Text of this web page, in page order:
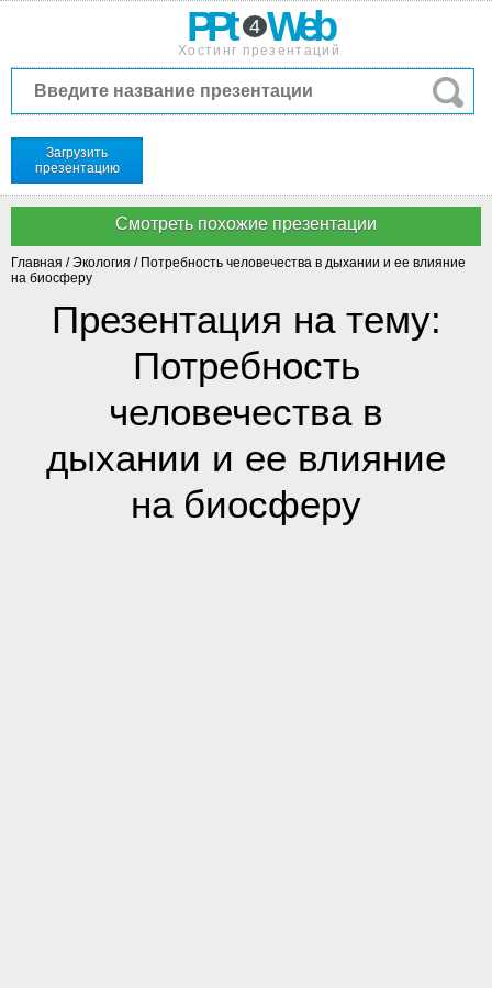
PPt 4 Web
Хостинг презентаций
Загрузить
презентацию
Главная /Экология / Потребность человечества в дыхании и ее влияние
на биосферу
Презентация на тему:
Потребность
человечества в
дыхании и ее влияние
на биосферу